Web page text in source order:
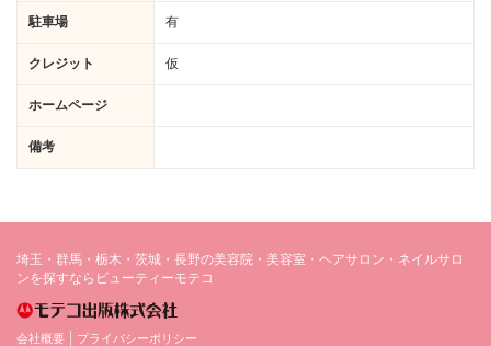
駐車場 有
クレジット 仮
ホームページ
備考
埼玉・群馬・栃木・茨城・長野の美容院・美容室・ヘアサロン・ネイルサロ
ンを探すならビューティーモテコ
会社概要 プライバシーポリシー